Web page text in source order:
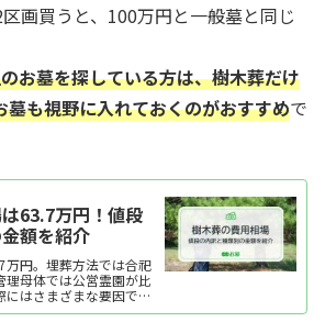
画買うと、100万円と一般墓と同じ
お墓を探している方は、樹木葬だけ
墓も視野に入れておくのがおすすめで
63.7万円！値段
額を紹介
万円。埋葬方法では合祀
母体では公営霊園が比
はさまざまな要因で費
、樹木葬の費用相場と